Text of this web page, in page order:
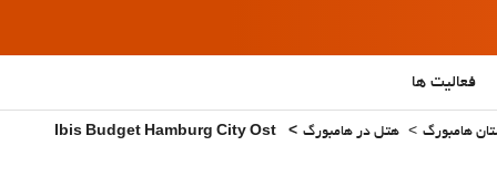
فعالیت ها
هامبورگ هتل در هامبورگ